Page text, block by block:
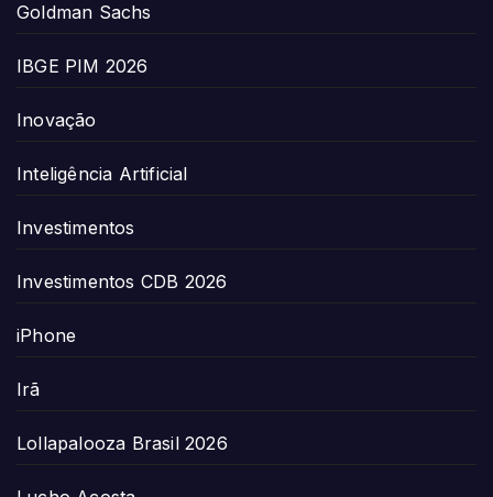
Goldman Sachs
IBGE PIM 2026
Inovação
Inteligência Artificial
Investimentos
Investimentos CDB 2026
iPhone
Irã
Lollapalooza Brasil 2026